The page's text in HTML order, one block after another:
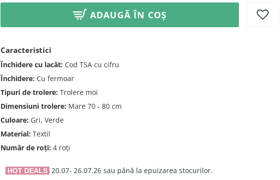
ADAUGĂ ÎN COȘ
Caracteristici
Închidere cu lacăt: Cod TSA cu cifru
Închidere: Cu fermoar
Tipuri de trolere: Trolere moi
Dimensiuni trolere: Mare 70 - 80 cm
Culoare: Gri, Verde
Material: Textil
Număr de roți: 4 roți
HOT DEALS 20.07- 26.07.26 sau până la epuizarea stocurilor.